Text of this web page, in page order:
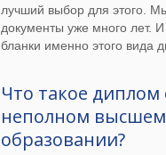
лучший выбор для этого.
документы уже много лет.
бланки именно этого вида
Что такое диплом
неполном высшем
образовании?